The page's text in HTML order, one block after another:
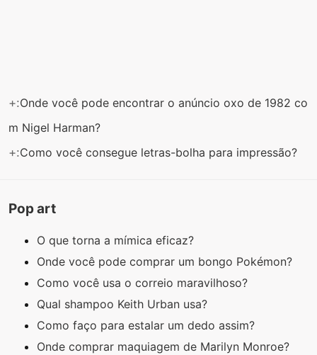
+:Onde você pode encontrar o anúncio oxo de 1982 co
m Nigel Harman?
+:Como você consegue letras-bolha para impressão?
Pop art
O que torna a mímica eficaz?
Onde você pode comprar um bongo Pokémon?
Como você usa o correio maravilhoso?
Qual shampoo Keith Urban usa?
Como faço para estalar um dedo assim?
Onde comprar maquiagem de Marilyn Monroe?